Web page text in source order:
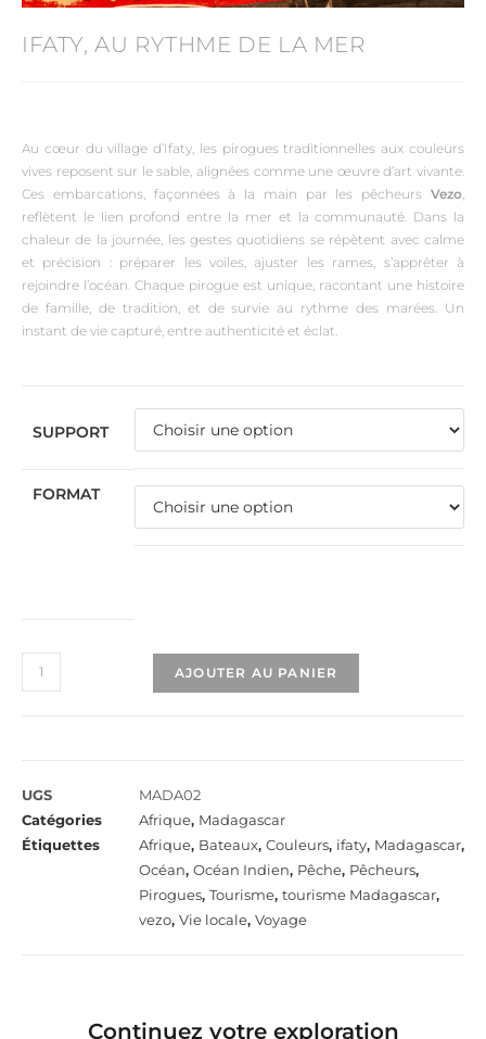
IFATY, AU RYTHME DE LA MER
Au cœur du village d’Ifaty, les pirogues traditionnelles aux couleurs
vives reposent sur le sable, alignées comme une œuvre d’art vivante.
Ces embarcations, façonnées à la main par les pêcheurs Vezo
reflètent le lien profond entre la mer et la communauté. Dans la
chaleur de la journée, les gestes quotidiens se répètent avec calme
et précision : préparer les voiles, ajuster les rames, s’apprêter à
rejoindre l’océan. Chaque pirogue est unique, racontant une histoire
de famille, de tradition, et de survie au rythme des marées. Un
instant de vie capturé, entre authenticité et éclat.
SUPPORT
FORMAT
AJOUTER AU PANIER
UGS
MADA02
Catégories
Afrique, Madagascar
Étiquettes
Afrique, Bateaux, Couleurs, ifaty, Madagascar,
Océan, Océan Indien, Pêche, Pêcheurs,
Pirogues, Tourisme, tourisme Madagascar,
vezo, Vie locale, Voyage
Continuez votre exploration